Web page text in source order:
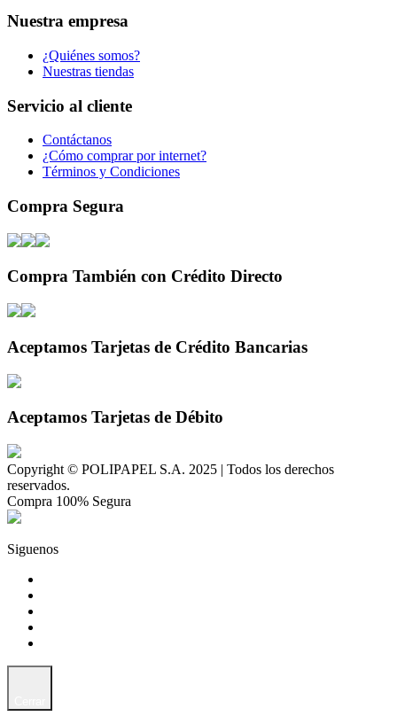
Nuestra empresa
¿Quiénes somos?
Nuestras tiendas
Servicio al cliente
Contáctanos
¿Cómo comprar por internet?
Términos y Condiciones
Compra Segura
Compra También con Crédito Directo
Aceptamos Tarjetas de Crédito Bancarias
Aceptamos Tarjetas de Débito
Copyright © POLIPAPEL S.A. 2025 | Todos los derechos
reservados.
Compra 100% Segura
Siguenos